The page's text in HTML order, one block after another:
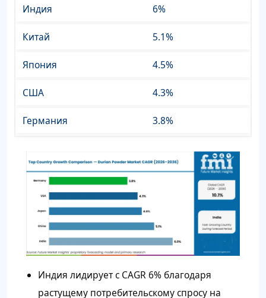
Индия 6%
Китай 5.1%
Япония 4.5%
США 4.3%
Германия 3.8%
Индия лидирует с CAGR 6% благодаря
растущему потребительскому спросу на